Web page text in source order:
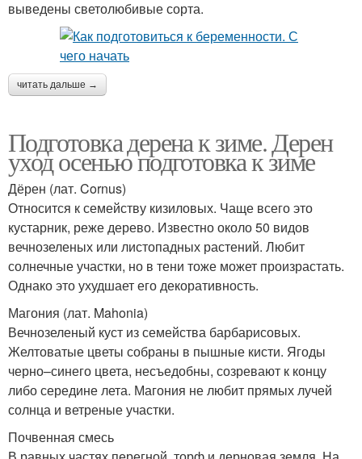
выведены светолюбивые сорта.
читать дальше →
Подготовка дерена к зиме. Дерен
уход осенью подготовка к зиме
Дёрен (лат. Cornus)
Относится к семейству кизиловых. Чаще всего это
кустарник, реже дерево. Известно около 50 видов
вечнозеленых или листопадных растений. Любит
солнечные участки, но в тени тоже может произрастать.
Однако это ухудшает его декоративность.
Магония (лат. Mahonia)
Вечнозеленый куст из семейства барбарисовых.
Желтоватые цветы собраны в пышные кисти. Ягоды
черно–синего цвета, несъедобны, созревают к концу
либо середине лета. Магония не любит прямых лучей
солнца и ветреные участки.
Почвенная смесь